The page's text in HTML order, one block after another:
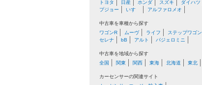
トヨタ
日産 ホンダ スズキ ダイハツ
プジョー
いすゞ アルファロメオ
中古車を車種から探す
ワゴンR
ムーヴ ライフ ステップワゴン
セレナ
bB アルト パジェロミニ
中古車を地域から探す
全国
関東 関西 東海 北海道 東北
カーセンサーの関連サイト